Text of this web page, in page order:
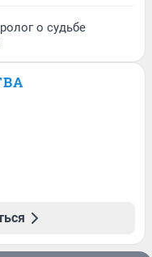
о судьбе